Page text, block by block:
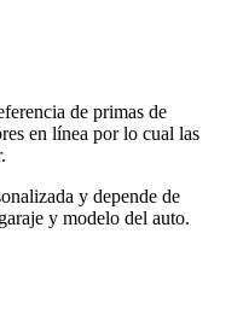
de primas de
en línea por lo cual las
y depende de
y modelo del auto.